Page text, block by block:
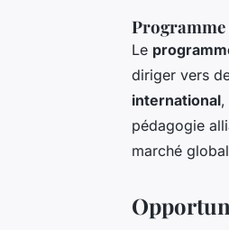
Le
diriger vers
international,
pédagogie
marché